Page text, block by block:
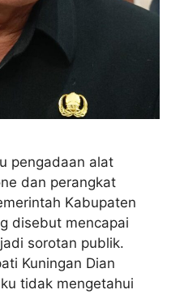
pengadaan alat
dan perangkat
Kabupaten
disebut mencapai
sorotan publik.
Kuningan Dian
tidak mengetahui